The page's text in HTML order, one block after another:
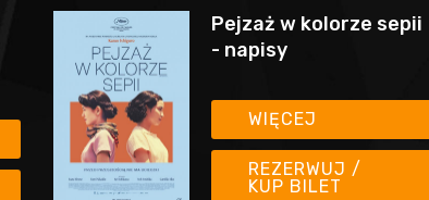
Pejzaż w kolorze sepii
- napisy
WIĘCEJ
REZERWUJ /
KUP BILET